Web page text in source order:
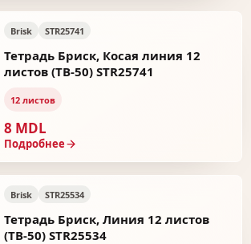
Brisk STR25741
Тетрадь Бриск, Косая линия 12
листов (ТВ-50) STR25741
12 листов
8 MDL
Подробнее
Brisk STR25534
Тетрадь Бриск, Линия 12 листов
(ТВ-50) STR25534